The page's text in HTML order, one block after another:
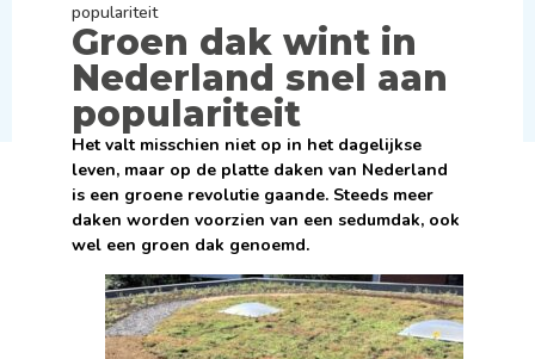
populariteit
Groen dak wint in
Nederland snel aan
populariteit
Het valt misschien niet op in het dagelijkse
leven, maar op de platte daken van Nederland
is een groene revolutie gaande. Steeds meer
daken worden voorzien van een sedumdak, ook
wel een groen dak genoemd.